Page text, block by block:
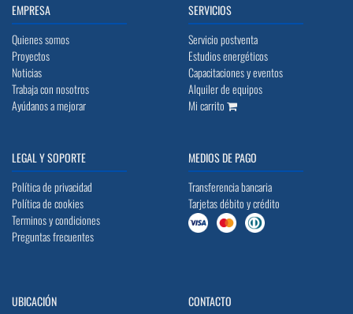
EMPRESA
Quienes somos
Proyectos
Noticias
Trabaja con nosotros
Ayúdanos a mejorar
SERVICIOS
Servicio postventa
Estudios energéticos
Capacitaciones y eventos
Alquiler de equipos
Mi carrito
LEGAL Y SOPORTE
Política de privacidad
Política de cookies
Terminos y condiciones
Preguntas frecuentes
MEDIOS DE PAGO
Transferencia bancaria
Tarjetas débito y crédito
UBICACIÓN
CONTACTO